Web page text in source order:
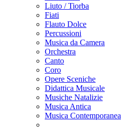
Liuto / Tiorba
Fiati
Flauto Dolce
Percussioni
Musica da Camera
Orchestra
Canto
Coro
Opere Sceniche
Didattica Musicale
Musiche Natalizie
Musica Antica
Musica Contemporanea